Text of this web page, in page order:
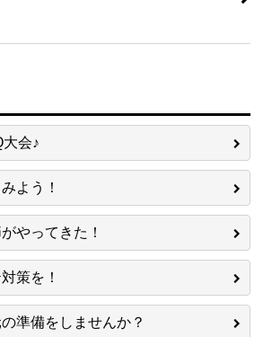
会♪
よう！
やってきた！
策を！
準備をしませんか？